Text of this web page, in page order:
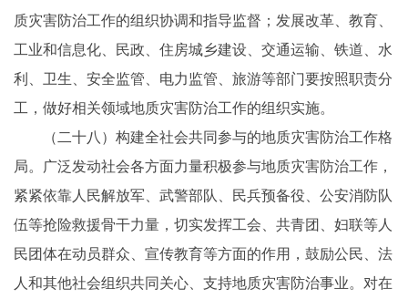
质灾害防治工作的组织协调和指导监督；发展改革、教育、
工业和信息化、民政、住房城乡建设、交通运输、铁道、水
利、卫生、安全监管、电力监管、旅游等部门要按照职责分
工，做好相关领域地质灾害防治工作的组织实施。
（二十八）构建全社会共同参与的地质灾害防治工作格
局。广泛发动社会各方面力量积极参与地质灾害防治工作，
紧紧依靠人民解放军、武警部队、民兵预备役、公安消防队
伍等抢险救援骨干力量，切实发挥工会、共青团、妇联等人
民团体在动员群众、宣传教育等方面的作用，鼓励公民、法
人和其他社会组织共同关心、支持地质灾害防治事业。对在